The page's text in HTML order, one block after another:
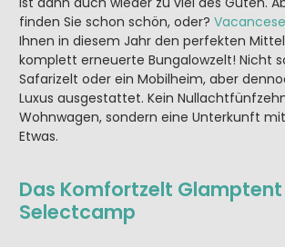
finden Sie schon schön, oder?
Ihnen in diesem Jahr den perfekten
komplett erneuerte Bungalowzelt! Nicht
Safarizelt oder ein Mobilheim, aber
Luxus ausgestattet. Kein
Wohnwagen, sondern eine Unterkunft
Etwas.
Das Komfortzelt
Selectcamp